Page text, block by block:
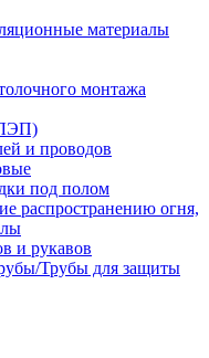
материалы
монтажа
и проводов
под полом
распространению огня,
и рукавов
Трубы для защиты